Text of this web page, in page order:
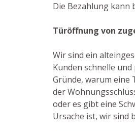
Die Bezahlung kann
Türöffnung von
Wir sind ein
Kunden schnelle
Gründe, warum eine
der
oder es gibt eine
Ursache ist, wir sind